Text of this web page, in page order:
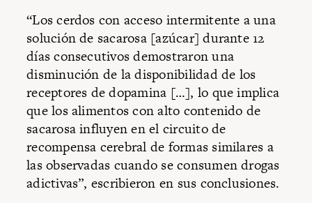
“Los cerdos con acceso intermitente a una
solución de sacarosa [azúcar] durante 12
días consecutivos demostraron una
disminución de la disponibilidad de los
receptores de dopamina […], lo que implica
que los alimentos con alto contenido de
sacarosa influyen en el circuito de
recompensa cerebral de formas similares a
las observadas cuando se consumen drogas
adictivas”, escribieron en sus conclusiones.